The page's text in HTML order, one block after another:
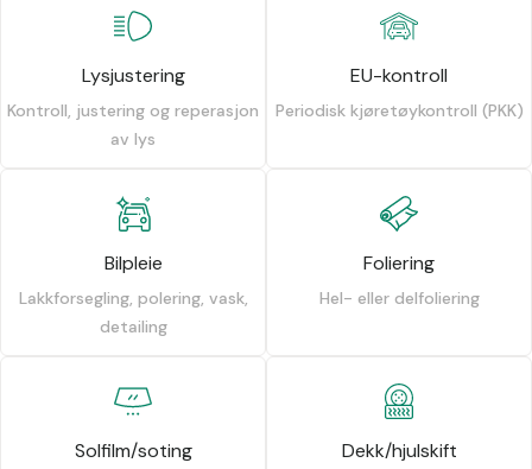
Lysjustering
Kontroll, justering og reperasjon
av lys
EU-kontroll
Periodisk kjøretøykontroll (PKK)
Bilpleie
Lakkforsegling, polering, vask,
detailing
Foliering
Hel- eller delfoliering
Solfilm/soting Dekk/hjulskift